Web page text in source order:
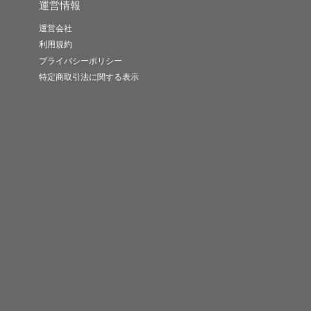
運営情報
運営会社
利用規約
プライバシーポリシー
特定商取引法に関する表示